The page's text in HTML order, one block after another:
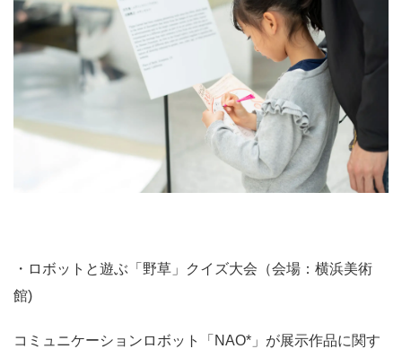
・ロボットと遊ぶ「野草」クイズ大会（会場：横浜美術
館)
コミュニケーションロボット「NAO*」が展示作品に関す